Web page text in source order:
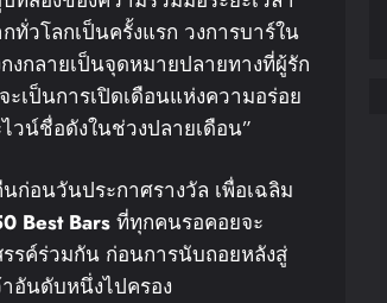
วโลกเป็นครั้งแรก วงการบาร์ใน
กลายเป็นจุดหมายปลายทางที่ผู้รัก
เป็นการเปิดเดือนแห่งความอร่อย
วน์ชื่อดังในช่วงปลายเดือน”
อนวันประกาศรางวัล เพื่อเฉลิม
Best Bars ที่ทุกคนรอคอยจะ
รค์ร่วมกัน ก่อนการนับถอยหลังสู่
อันดับหนึ่งไปครอง